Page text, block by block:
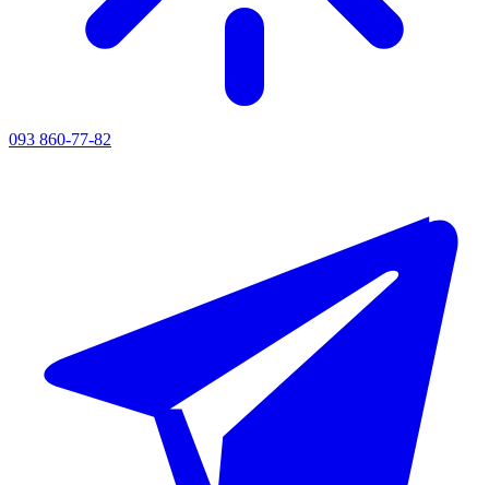
093 860-77-82